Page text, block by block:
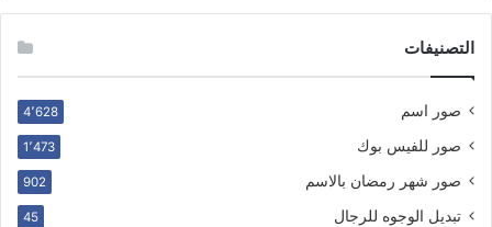
التصنيفات
صور اسم 4٬628
صور للفيس بوك 1٬473
صور شهر رمضان بالاسم 902
تبديل الوجوه للرجال 45